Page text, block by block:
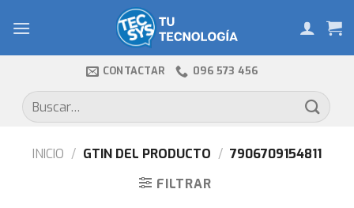
CONTACTAR 096 573 456
Buscar
por:
INICIO / GTIN DEL PRODUCTO / 7906709154811
FILTRAR